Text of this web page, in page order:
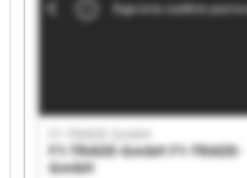
F1-TRADE-GmbHF1-TRADE-
GmbH